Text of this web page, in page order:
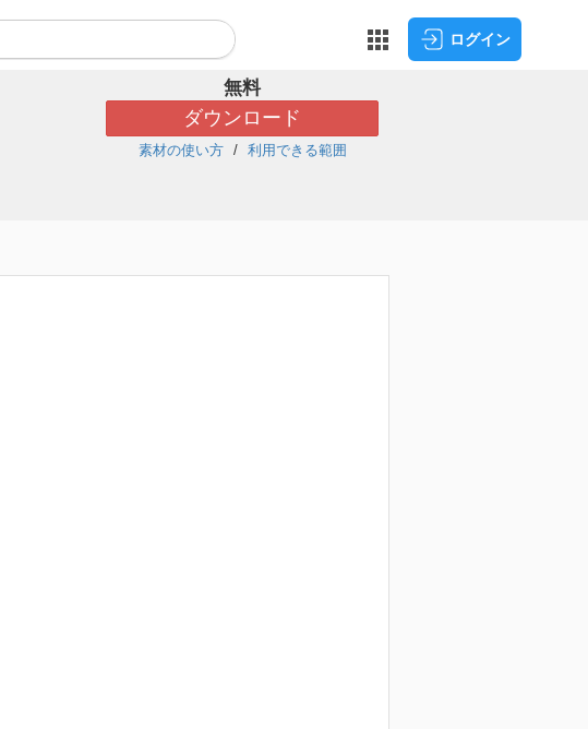
ログイン
無料
ダウンロード
素材の使い方 利用できる範囲